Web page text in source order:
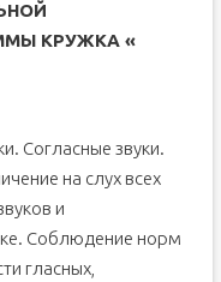
КРУЖКА «
Согласные звуки.
на слух всех
и
Соблюдение норм
гласных,